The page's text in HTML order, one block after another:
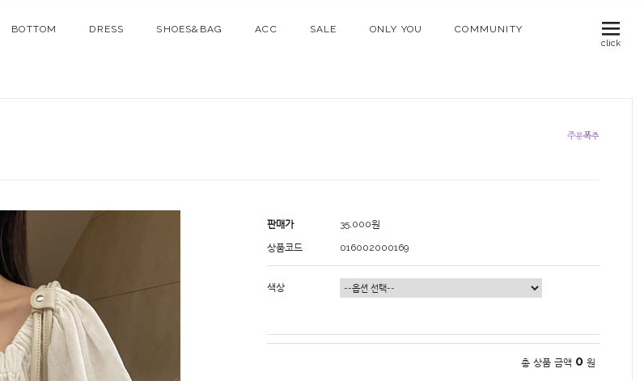
click
BOTTOM DRESS SHOES&BAG ACC SALE ONLY YOU COMMUNITY
판매가 35,000원
상품코드 016002000169
색상
총 상품 금액 0 원